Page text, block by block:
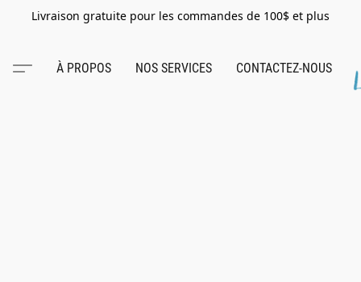
Livraison gratuite pour les commandes de 100$ et plus
À PROPOS NOS SERVICES CONTACTEZ-NOUS